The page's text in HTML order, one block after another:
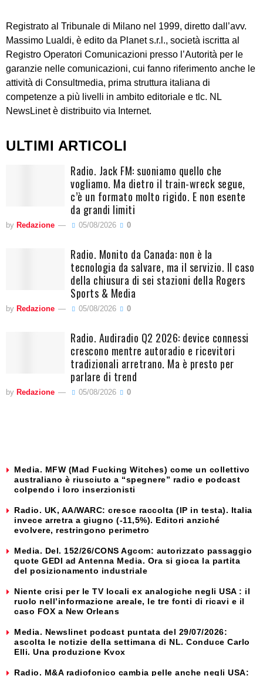
Registrato al Tribunale di Milano nel 1999, diretto dall’avv.
Massimo Lualdi, è edito da Planet s.r.l., società iscritta al
Registro Operatori Comunicazioni presso l’Autorità per le
garanzie nelle comunicazioni, cui fanno riferimento anche le
attività di Consultmedia, prima struttura italiana di
competenze a più livelli in ambito editoriale e tlc. NL
NewsLinet è distribuito via Internet.
ULTIMI ARTICOLI
Radio. Jack FM: suoniamo quello che
vogliamo. Ma dietro il train-wreck segue,
c’è un formato molto rigido. E non esente
da grandi limiti
by Redazione 05/08/2026 0
Radio. Monito da Canada: non è la
tecnologia da salvare, ma il servizio. Il caso
della chiusura di sei stazioni della Rogers
Sports & Media
by Redazione 05/08/2026 0
Radio. Audiradio Q2 2026: device connessi
crescono mentre autoradio e ricevitori
tradizionali arretrano. Ma è presto per
parlare di trend
by Redazione 05/08/2026 0
Media. MFW (Mad Fucking Witches) come un collettivo
australiano è riusciuto a “spegnere” radio e podcast
colpendo i loro inserzionisti
Radio. UK, AA/WARC: cresce raccolta (IP in testa). Italia
invece arretra a giugno (-11,5%). Editori anziché
evolvere, restringono perimetro
Media. Del. 152/26/CONS Agcom: autorizzato passaggio
quote GEDI ad Antenna Media. Ora si gioca la partita
del posizionamento industriale
Niente crisi per le TV locali ex analogiche negli USA : il
ruolo nell’informazione areale, le tre fonti di ricavi e il
caso FOX a New Orleans
Media. Newslinet podcast puntata del 29/07/2026:
ascolta le notizie della settimana di NL. Conduce Carlo
Elli. Una produzione Kvox
Radio. M&A radiofonico cambia pelle anche negli USA: